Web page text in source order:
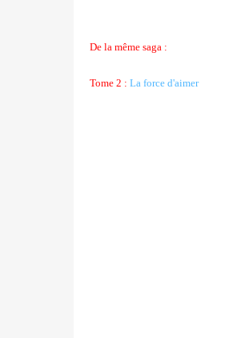
De la même saga :
Tome 2 : La force d'aimer